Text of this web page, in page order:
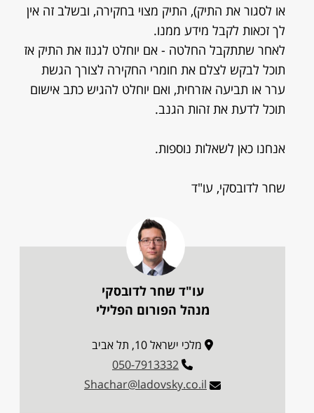
או לסגור את התיק), התיק מצוי בחקירה, ובשלב זה אין
לך זכאות לקבל מידע ממנו.
לאחר שתתקבל החלטה - אם יוחלט לגנוז את התיק אז
תוכל לבקש לצלם את חומרי החקירה לצורך הגשת
ערר או תביעה אזרחית, ואם יוחלט להגיש כתב אישום
תוכל לדעת את זהות הגנב.
אנחנו כאן לשאלות נוספות.
שחר לדובסקי, עו"ד
עו"ד שחר לדובסקי
מנהל הפורום הפלילי
מלכי ישראל 10, תל אביב
050-7913332
Shachar@ladovsky.co.il